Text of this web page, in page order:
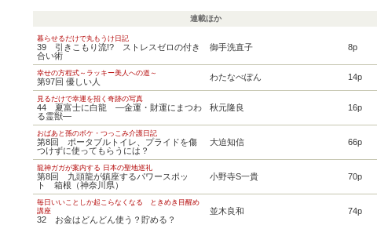
連載ほか
暮らせるだけで丸もうけ日記
39 引きこもり流!? ストレスゼロの付き
合い術
御手洗直子 8p
幸せの方程式～ラッキー美人への道～
第97回 優しい人 わたなべぽん 14p
見るだけで幸運を招く奇跡の写真
44 夏富士に白龍 ―金運・財運にまつわ
る霊獣―
秋元隆良 16p
おばあと孫のボケ・つっこみ介護日記
第8回 ポータブルトイレ、プライドを傷
つけずに使ってもらうには？
大迫知信 66p
龍神ガガが案内する 日本の聖地巡礼
第8回 九頭龍が鎮座するパワースポッ
ト 箱根（神奈川県）
小野寺S一貴 70p
毎日いいことしか起こらなくなる ときめき目醒め
講座
32 お金はどんどん使う？貯める？
並木良和 74p